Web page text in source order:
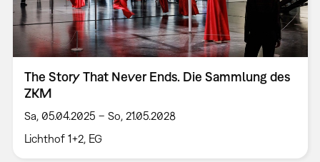
The Story That Never Ends. Die Sammlung des
ZKM
Sa, 05.04.2025 – So, 21.05.2028
Lichthof 1+2, EG